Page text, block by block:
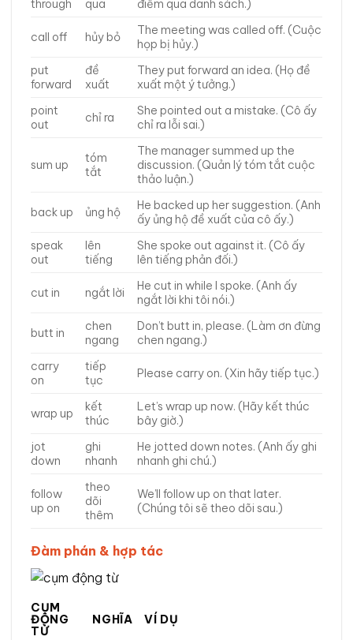
through qua điểm qua danh sách.)
call off hủy bỏ
The meeting was called off. (Cuộc
họp bị hủy.)
put
forward
đề
xuất
They put forward an idea. (Họ đề
xuất một ý tưởng.)
point
out
chỉ ra
She pointed out a mistake. (Cô ấy
chỉ ra lỗi sai.)
sum up
tóm
tắt
The manager summed up the
discussion. (Quản lý tóm tắt cuộc
thảo luận.)
back up ủng hộ
He backed up her suggestion. (Anh
ấy ủng hộ đề xuất của cô ấy.)
speak
out
lên
tiếng
She spoke out against it. (Cô ấy
lên tiếng phản đối.)
cut in ngắt lời
He cut in while I spoke. (Anh ấy
ngắt lời khi tôi nói.)
butt in
chen
ngang
Don’t butt in, please. (Làm ơn đừng
chen ngang.)
carry
on
tiếp
tục
Please carry on. (Xin hãy tiếp tục.)
wrap up
kết
thúc
Let’s wrap up now. (Hãy kết thúc
bây giờ.)
jot
down
ghi
nhanh
He jotted down notes. (Anh ấy ghi
nhanh ghi chú.)
follow
up on
theo
dõi
thêm
We’ll follow up on that later.
(Chúng tôi sẽ theo dõi sau.)
Đàm phán & hợp tác
CỤM
ĐỘNG
TỪ
NGHĨA VÍ DỤ